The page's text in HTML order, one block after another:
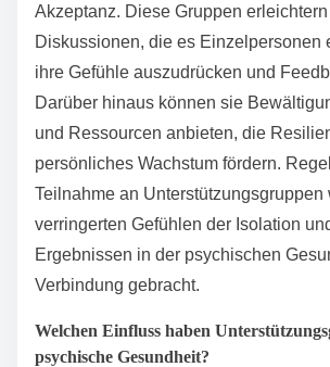
Akzeptanz. Diese Gruppen
Diskussionen, die es Einzelpersonen
ihre Gefühle auszudrücken und
Darüber hinaus können sie
und Ressourcen anbieten, die
persönliches Wachstum fördern.
Teilnahme an Unterstützungsgruppen
verringerten Gefühlen der Isolation
Ergebnissen in der psychischen
Verbindung gebracht.
Welchen Einfluss haben
psychische Gesundheit?